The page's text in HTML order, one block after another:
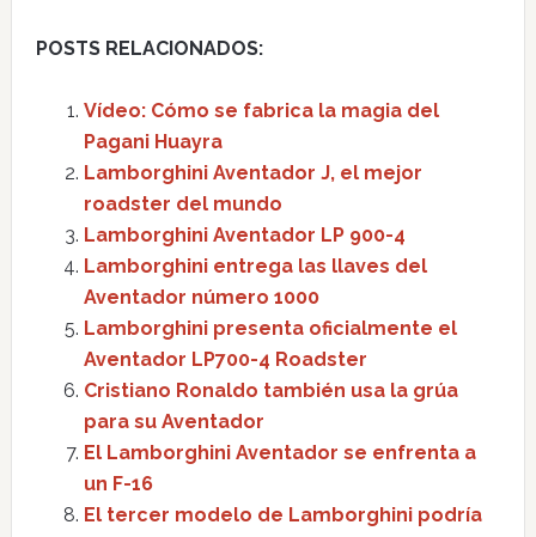
POSTS RELACIONADOS:
Vídeo: Cómo se fabrica la magia del
Pagani Huayra
Lamborghini Aventador J, el mejor
roadster del mundo
Lamborghini Aventador LP 900-4
Lamborghini entrega las llaves del
Aventador número 1000
Lamborghini presenta oficialmente el
Aventador LP700-4 Roadster
Cristiano Ronaldo también usa la grúa
para su Aventador
El Lamborghini Aventador se enfrenta a
un F-16
El tercer modelo de Lamborghini podría